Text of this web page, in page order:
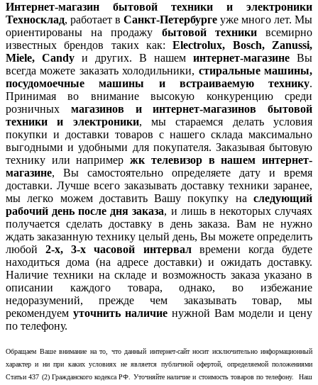
Интернет-магазин бытовой техники и электроники
Техносклад, работает в Санкт-Петербурге уже много лет. Мы
ориентированы на продажу бытовой техникивсемирно
известных брендов таких как:Electrolux, Bosch, Zanussi,
Miele, Candy и других. В нашем интернет-магазине Вы
всегда можете заказать холодильники, стиральные машины,
посудомоечные машины и встраиваемую технику.
Принимая во внимание высокую конкуренцию среди
розничных магазинов и интернет-магазинов бытовой
техники и электроники, мы стараемся делать условия
покупки и доставки товаров с нашего склада максимально
выгодными и удобными для покупателя. Заказывая бытовую
технику или напримержк телевизор в нашем интернет-
магазине, Вы самостоятельно определяете дату и время
доставки. Лучше всего заказывать доставку техники заранее,
мы легко можем доставить Вашу покупку на следующий
рабочий день после дня заказа, и лишь в некоторых случаях
получается сделать доставку в день заказа. Вам не нужно
ждать заказанную технику целый день, Вы можете определить
любой2-х, 3-х часовой интервалвремени когда будете
находиться дома (на адресе доставки) и ожидать доставку.
Наличие техники на складе и возможность заказа указано в
описании каждого товара, однако, во избежание
недоразумений, прежде чем заказывать товар, мы
рекомендуем уточнить наличие нужной Вам модели и цену
по телефону.
Обращаем Ваше внимание на то, что данный интернет-сайт носит исключительно информационный
характер и ни при каких условиях не является публичной офертой, определяемой положениями
Статьи 437 (2) Гражданского кодекса РФ. Уточняйте наличие и стоимость товаров по телефону. Наш